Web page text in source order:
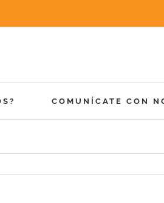
COMUNÍCATE CON